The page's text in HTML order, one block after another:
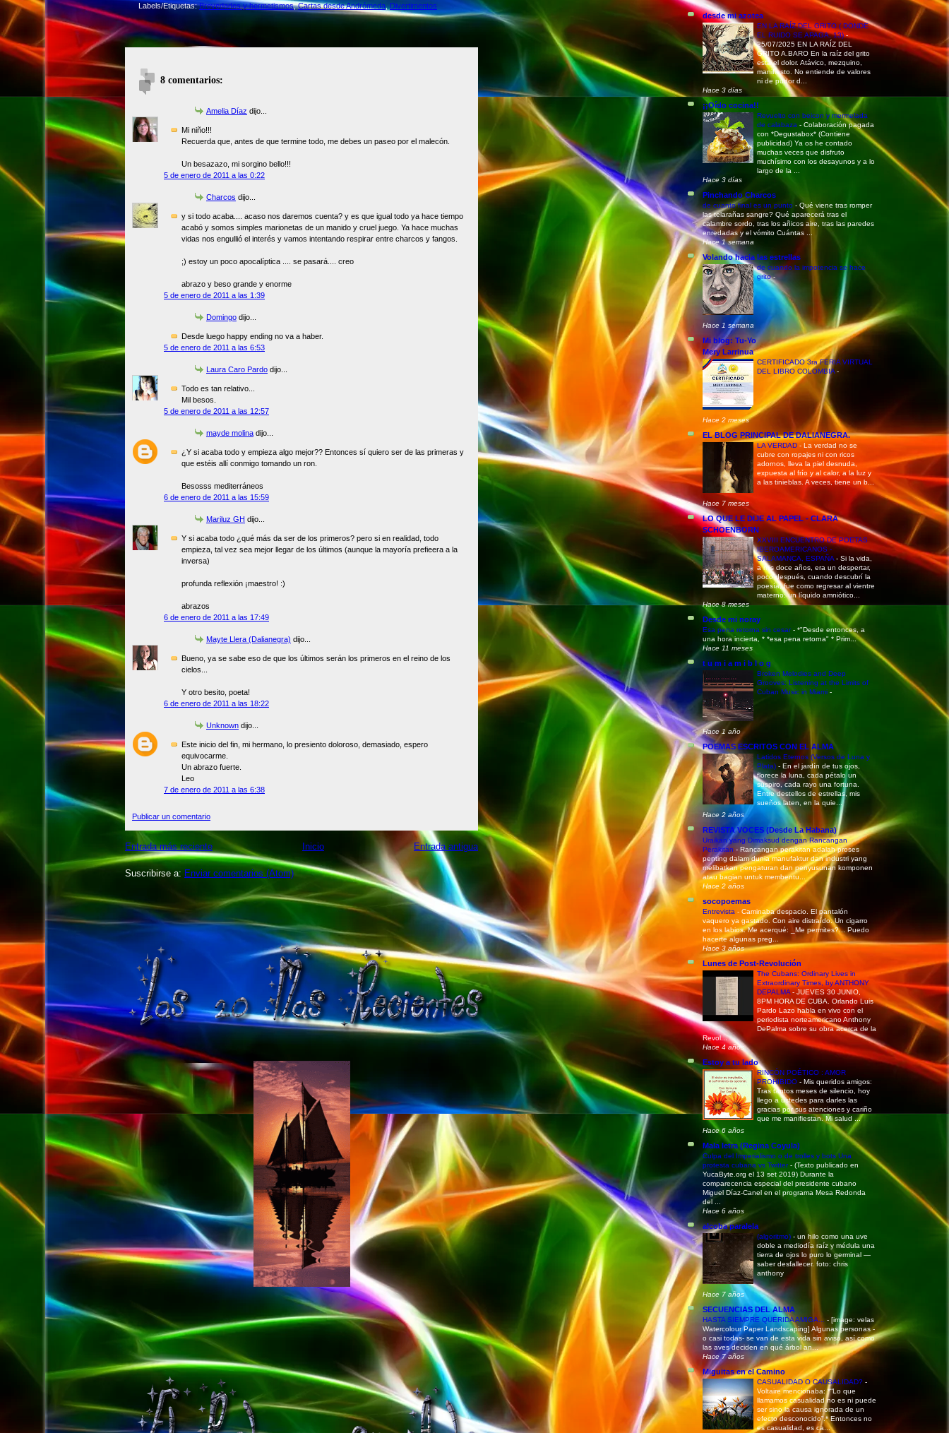
Labels/Etiquetas:Brevedades y hermetismos,Cartas desde Andrómeda,Divertimentos
8 comentarios:
Amelia Díaz dijo...
Mi niño!!!
Recuerda que, antes de que termine todo, me debes un paseo por el malecón.
Un besazazo, mi sorgino bello!!!
5 de enero de 2011 a las 0:22
Charcos dijo...
y si todo acaba.... acaso nos daremos cuenta? y es que igual todo ya hace tiempo
acabó y somos simples marionetas de un manido y cruel juego. Ya hace muchas
vidas nos engullió el interés y vamos intentando respirar entre charcos y fangos.
;) estoy un poco apocalíptica .... se pasará.... creo
abrazo y beso grande y enorme
5 de enero de 2011 a las 1:39
Domingo dijo...
Desde luego happy ending no va a haber.
5 de enero de 2011 a las 6:53
Laura Caro Pardo dijo...
Todo es tan relativo...
Mil besos.
5 de enero de 2011 a las 12:57
mayde molina dijo...
¿Y si acaba todo y empieza algo mejor?? Entonces sí quiero ser de las primeras y
que estéis allí conmigo tomando un ron.
Besosss mediterráneos
6 de enero de 2011 a las 15:59
Mariluz GH dijo...
Y si acaba todo ¿qué más da ser de los primeros? pero si en realidad, todo
empieza, tal vez sea mejor llegar de los últimos (aunque la mayoría prefieera a la
inversa)
profunda reflexión ¡maestro! :)
abrazos
6 de enero de 2011 a las 17:49
Mayte Llera (Dalianegra) dijo...
Bueno, ya se sabe eso de que los últimos serán los primeros en el reino de los
cielos...
Y otro besito, poeta!
6 de enero de 2011 a las 18:22
Unknown dijo...
Este inicio del fin, mi hermano, lo presiento doloroso, demasiado, espero
equivocarme.
Un abrazo fuerte.
Leo
7 de enero de 2011 a las 6:38
Publicar un comentario
Entrada más reciente Entrada antigua
Inicio
Suscribirse a: Enviar comentarios (Atom)
desde mi azotea
EN LA RAÍZ DEL GRITO ( DONDE
EL RUIDO SE APAGA, 13)-
25/07/2025 EN LA RAÍZ DEL
GRITO A.BARO En la raíz del grito
está el dolor. Atávico, mezquino,
manifiesto. No entiende de valores
ni de pudor d...
Hace 3 días
¡¡Oído cocina!!
Revuelto con beicon y mermelada
de calabaza - Colaboración pagada
con *Degustabox* (Contiene
publicidad) Ya os he contado
muchas veces que disfruto
muchísimo con los desayunos y a lo
largo de la ...
Hace 3 días
Pinchando Charcos
de cuanto final es un punto - Qué viene tras romper
las telarañas sangre? Qué aparecerá tras el
calambre sordo, tras los añicos aire, tras las paredes
enredadas y el vómito Cuántas ...
Hace 1 semana
Volando hacia las estrellas
de cuando la impotencia se hace
grito-
Hace 1 semana
Mi blog: Tu-Yo
Mery Larrinua
CERTIFICADO 3ra FERIA VIRTUAL
DEL LIBRO COLOMBIA -
Hace 2 meses
EL BLOG PRINCIPAL DE DALIANEGRA.
LA VERDAD - La verdad no se
cubre con ropajes ni con ricos
adornos, lleva la piel desnuda,
expuesta al frío y al calor, a la luz y
a las tinieblas. A veces, tiene un b...
Hace 7 meses
LO QUE LE DIJE AL PAPEL - CLARA
SCHOENBORN
XXVIII ENCUENTRO DE POETAS
IBEROAMERICANOS -
SALAMANCA, ESPAÑA - Si la vida,
a mis doce años, era un despertar,
poco después, cuando descubrí la
poesía, fue como regresar al vientre
materno: un líquido amniótico...
Hace 8 meses
Desde mi noray
Esa pena retorna sin cesar- *"Desde entonces, a
una hora incierta, * *esa pena retorna" * Prim...
Hace 11 meses
t u m i a m i b l o g
Broken Melodies and Deep
Grooves: Listening at the Limits of
Cuban Music in Miami -
Hace 1 año
POEMAS ESCRITOS CON EL ALMA
Latidos Eternos (Versos de Luna y
Plata) - En el jardín de tus ojos,
florece la luna, cada pétalo un
suspiro, cada rayo una fortuna.
Entre destellos de estrellas, mis
sueños laten, en la quie...
Hace 2 años
REVISTA VOCES (Desde La Habana)
Uraikan yang Dimaksud dengan Rancangan
Perakitan - Rancangan perakitan adalah proses
penting dalam dunia manufaktur dan industri yang
melibatkan pengaturan dan penyusunan komponen
atau bagian untuk membentu...
Hace 2 años
socopoemas
Entrevista - Caminaba despacio. El pantalón
vaquero ya gastado. Con aire distraído. Un cigarro
en los labios. Me acerqué: _Me permites?... Puedo
hacerte algunas preg...
Hace 3 años
Lunes de Post-Revolución
The Cubans: Ordinary Lives in
Extraordinary Times, by ANTHONY
DEPALMA- JUEVES 30 JUNIO,
8PM HORA DE CUBA. Orlando Luis
Pardo Lazo habla en vivo con el
periodista norteamericano Anthony
DePalma sobre su obra acerca de la
Revol...
Hace 4 años
Estoy a tu lado
RINCÓN POÉTICO : AMOR
PROHIBIDO - Mis queridos amigos:
Tras tantos meses de silencio, hoy
llego a ustedes para darles las
gracias por sus atenciones y cariño
que me manifiestan. Mi salud ...
Hace 6 años
Mala letra (Regina Coyula)
Culpa del Imperialismo o de trolles y bots Una
protesta cubana vs Twitter- (Texto publicado en
YucaByte.org el 13 set 2019) Durante la
comparecencia especial del presidente cubano
Miguel Díaz-Canel en el programa Mesa Redonda
del ...
Hace 6 años
alcoba paralela
(algoritmo) - un hilo como una uve
doble a mediodía raíz y médula una
tierra de ojos lo puro lo germinal —
saber desfallecer. foto: chris
anthony
Hace 7 años
SECUENCIAS DEL ALMA
HASTA SIEMPRE QUERIDA AMIGA... - [image: velas
Watercolour Paper Landscaping] Algunas personas -
o casi todas- se van de esta vida sin aviso, así como
las aves deciden en qué árbol an...
Hace 7 años
Miguitas en el Camino
CASUALIDAD O CAUSALIDAD? -
Voltaire mencionaba: *“Lo que
llamamos casualidad no es ni puede
ser sino la causa ignorada de un
efecto desconocido”.* Entonces no
es casualidad, es ca...